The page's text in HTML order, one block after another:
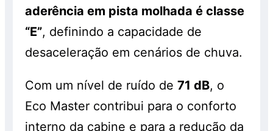
aderência em pista molhada é classe
“E”, definindo a capacidade de
desaceleração em cenários de chuva.
Com um nível de ruído de71 dB, o
Eco Master contribui para o conforto
interno da cabine e para a redução da